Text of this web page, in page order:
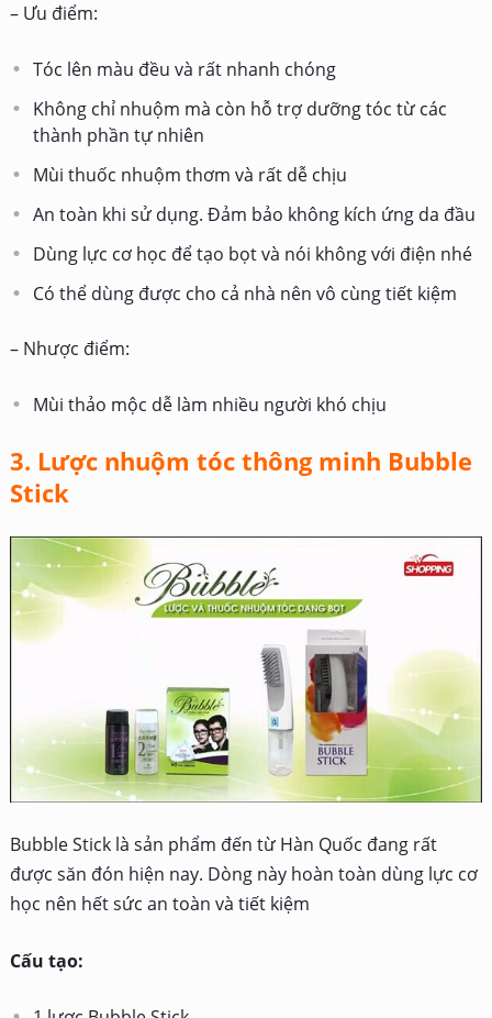
– Ưu điểm:
Tóc lên màu đều và rất nhanh chóng
Không chỉ nhuộm mà còn hỗ trợ dưỡng tóc từ các
thành phần tự nhiên
Mùi thuốc nhuộm thơm và rất dễ chịu
An toàn khi sử dụng. Đảm bảo không kích ứng da đầu
Dùng lực cơ học để tạo bọt và nói không với điện nhé
Có thể dùng được cho cả nhà nên vô cùng tiết kiệm
– Nhược điểm:
Mùi thảo mộc dễ làm nhiều người khó chịu
3. Lược nhuộm tóc thông minh Bubble
Stick
Bubble Stick là sản phẩm đến từ Hàn Quốc đang rất
được săn đón hiện nay. Dòng này hoàn toàn dùng lực cơ
học nên hết sức an toàn và tiết kiệm
Cấu tạo: